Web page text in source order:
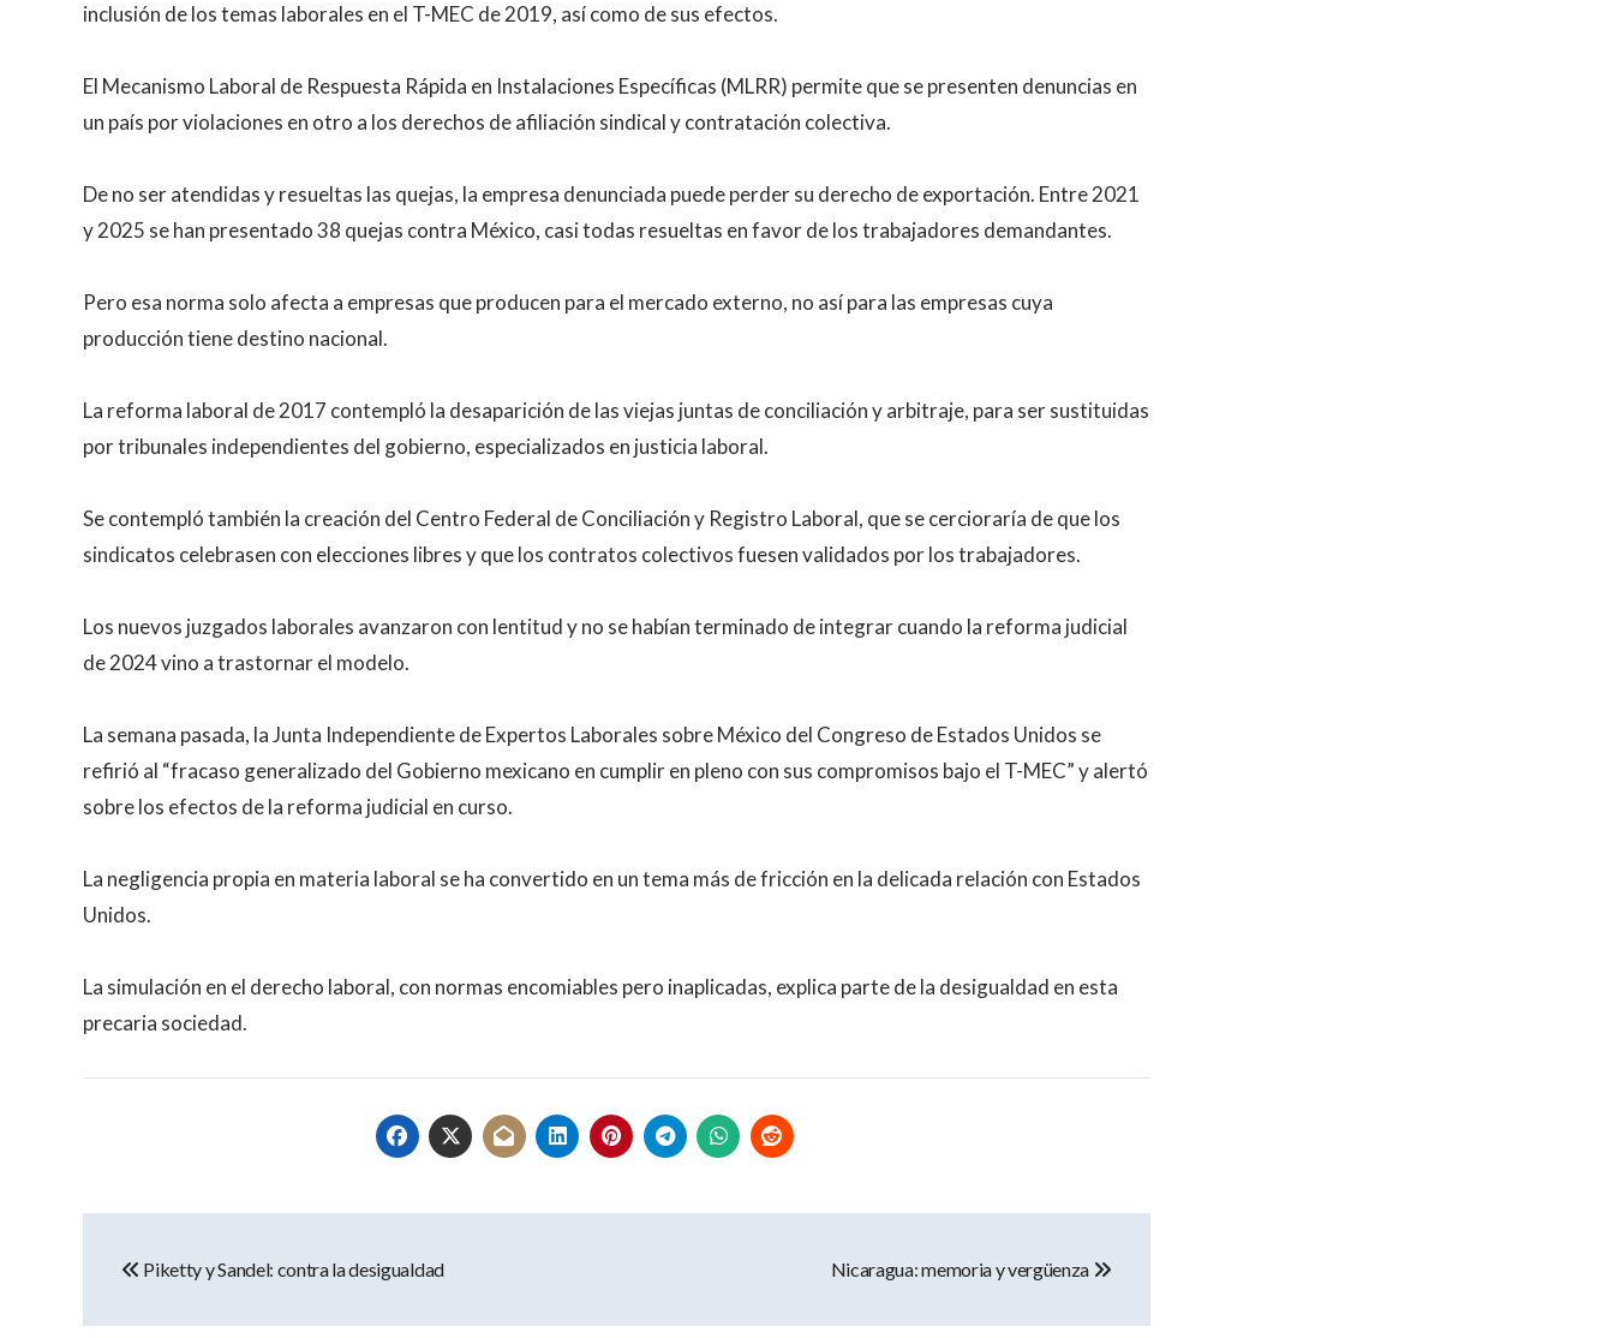
inclusión de los temas laborales en el T-MEC de 2019, así como de sus efectos.
El Mecanismo Laboral de Respuesta Rápida en Instalaciones Específicas (MLRR) permite que se presenten denuncias en
un país por violaciones en otro a los derechos de afiliación sindical y contratación colectiva.
De no ser atendidas y resueltas las quejas, la empresa denunciada puede perder su derecho de exportación. Entre 2021
y 2025 se han presentado 38 quejas contra México, casi todas resueltas en favor de los trabajadores demandantes.
Pero esa norma solo afecta a empresas que producen para el mercado externo, no así para las empresas cuya
producción tiene destino nacional.
La reforma laboral de 2017 contempló la desaparición de las viejas juntas de conciliación y arbitraje, para ser sustituidas
por tribunales independientes del gobierno, especializados en justicia laboral.
Se contempló también la creación del Centro Federal de Conciliación y Registro Laboral, que se cercioraría de que los
sindicatos celebrasen con elecciones libres y que los contratos colectivos fuesen validados por los trabajadores.
Los nuevos juzgados laborales avanzaron con lentitud y no se habían terminado de integrar cuando la reforma judicial
de 2024 vino a trastornar el modelo.
La semana pasada, la Junta Independiente de Expertos Laborales sobre México del Congreso de Estados Unidos se
refirió al “fracaso generalizado del Gobierno mexicano en cumplir en pleno con sus compromisos bajo el T-MEC” y alertó
sobre los efectos de la reforma judicial en curso.
La negligencia propia en materia laboral se ha convertido en un tema más de fricción en la delicada relación con Estados
Unidos.
La simulación en el derecho laboral, con normas encomiables pero inaplicadas, explica parte de la desigualdad en esta
precaria sociedad.
Piketty y Sandel: contra la desigualdad Nicaragua: memoria y vergüenza